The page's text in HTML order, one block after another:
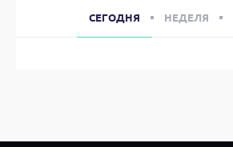
СЕГОДНЯ НЕДЕЛЯ